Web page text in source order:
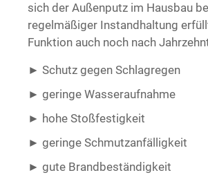
sich der Außenputz im Hausbau
regelmäßiger Instandhaltung
Funktion auch noch nach
Schutz gegen Schlagregen
geringe Wasseraufnahme
hohe Stoßfestigkeit
geringe Schmutzanfälligkeit
gute Brandbeständigkeit ​ ​